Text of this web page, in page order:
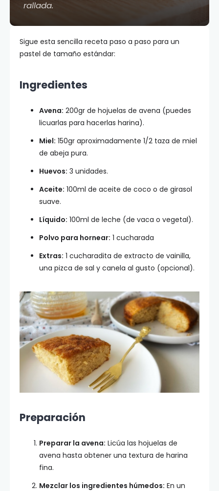
rallada.
Sigue esta sencilla receta paso a paso para un
pastel de tamaño estándar:
Ingredientes
Avena: 200gr de hojuelas de avena (puedes
licuarlas para hacerlas harina).
Miel: 150gr aproximadamente 1/2 taza de miel
de abeja pura.
Huevos: 3 unidades.
Aceite: 100ml de aceite de coco o de girasol
suave.
Líquido: 100ml de leche (de vaca o vegetal).
Polvo para hornear: 1 cucharada
Extras: 1 cucharadita de extracto de vainilla,
una pizca de sal y canela al gusto (opcional).
Preparación
Preparar la avena: Licúa las hojuelas de
avena hasta obtener una textura de harina
fina.
Mezclar los ingredientes húmedos: En un